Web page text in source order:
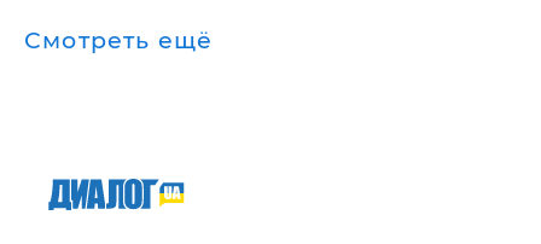
Смотреть ещё